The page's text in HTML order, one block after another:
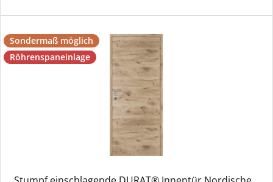
Sondermaß möglich
Röhrenspaneinlage